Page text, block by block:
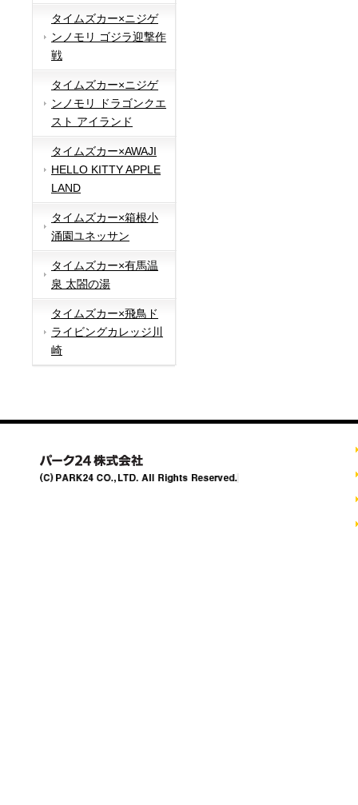
タイムズカー×ニジゲ
ンノモリ ゴジラ迎撃作
戦
タイムズカー×ニジゲ
ンノモリ ドラゴンクエ
スト アイランド
タイムズカー×AWAJI
HELLO KITTY APPLE
LAND
タイムズカー×箱根小
涌園ユネッサン
タイムズカー×有馬温
泉 太閤の湯
タイムズカー×飛鳥ド
ライビングカレッジ川
崎